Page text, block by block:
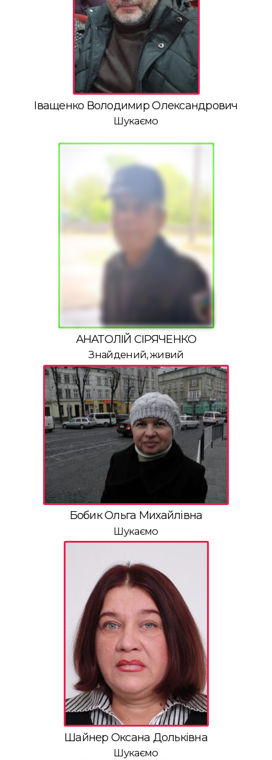
Іващенко Володимир Олександрович
Шукаємо
АНАТОЛІЙ СІРЯЧЕНКО
Знайдений, живий
Бобик Ольга Михайлівна
Шукаємо
Шайнер Оксана Дольківна
Шукаємо